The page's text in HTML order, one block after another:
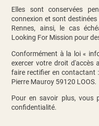
Elles sont conservées
connexion et sont
Rennes, ainsi, le cas
Looking For Mission pour
Conformément à la loi «
exercer votre droit d'accès
faire rectifier en contactant :
Pierre Mauroy 59120 LOOS.
Pour en savoir plus, vous
confidentialité.